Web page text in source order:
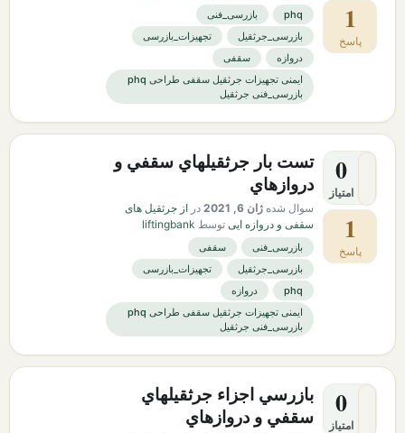
1
پاسخ
phq
بازرسی_فنی
بازرسی_جرثقیل
تجهیزات_بازرسی
دروازه
سقفی
ایمنی تجهیزات جرثقیل سقفی طراحی phq
بازرسی_فنی جرثقیل
0
امتیاز
1
پاسخ
تست بار جرثقيلهاي سقفي و
دروازهاي
سوال شده ژان 6, 2021 در از جرثقیل های
سقفی و دروازه ایی توسط liftingbank
بازرسی_فنی
سقفی
بازرسی_جرثقیل
تجهیزات_بازرسی
phq
دروازه
ایمنی تجهیزات جرثقیل سقفی طراحی phq
بازرسی_فنی جرثقیل
0
امتیاز
بازرسي اجزاء جرثقيلهاي
سقفي و دروازهاي